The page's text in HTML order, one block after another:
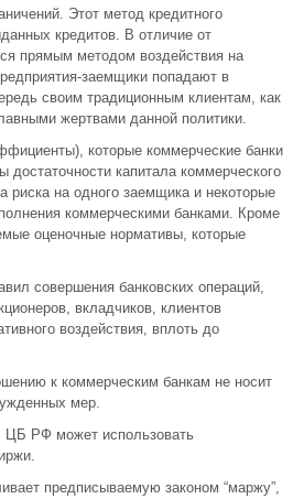
Этот метод кредитного
кредитов. В отличие от
прямым методом воздействия на
заемщики попадают в
своим традиционным клиентам, как
жертвами данной политики.
которые коммерческие банки
капитала коммерческого
риска на одного заемщика и некоторые
коммерческими банками. Кроме
оценочные нормативы, которые
совершения банковских операций,
вкладчиков, клиентов
воздействия, вплоть до
к коммерческим банкам не носит
мер.
ЦБ РФ может использовать
предписываемую законом “маржу”,